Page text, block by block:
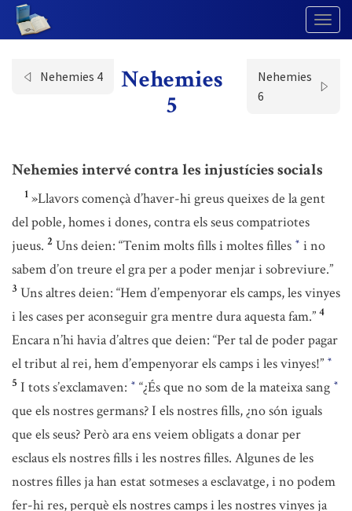
Nehemies 4
Nehemies
5
Nehemies
6
Nehemies intervé contra les injustícies socials
1 »Llavors començà d’haver-hi greus queixes de la gent
del poble, homes i dones, contra els seus compatriotes
jueus. 2 Uns deien: “Tenim molts fills i moltes filles * i no
sabem d’on treure el gra per a poder menjar i sobreviure.”
3 Uns altres deien: “Hem d’empenyorar els camps, les vinyes
i les cases per aconseguir gra mentre dura aquesta fam.” 4
Encara n’hi havia d’altres que deien: “Per tal de poder pagar
el tribut al rei, hem d’empenyorar els camps i les vinyes!” *
5 I tots s’exclamaven: * “¿És que no som de la mateixa sang *
que els nostres germans? I els nostres fills, ¿no són iguals
que els seus? Però ara ens veiem obligats a donar per
esclaus els nostres fills i les nostres filles. Algunes de les
nostres filles ja han estat sotmeses a esclavatge, i no podem
fer-hi res, perquè els nostres camps i les nostres vinyes ja